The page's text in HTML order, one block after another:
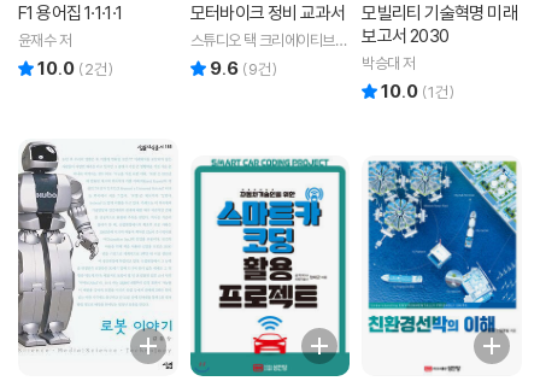
F1 용어집 1·1·1·1
윤재수 저
10.0 (2건)
모터바이크 정비 교과서
스튜디오 택 크리에이티브
저/강태욱 역
9.6 (9건)
모빌리티 기술혁명 미래
보고서 2030
박승대 저
10.0 (1건)